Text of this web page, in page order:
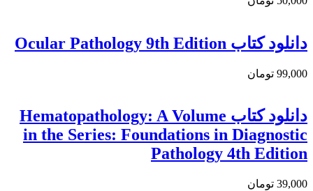
دانلود كتاب Ocular Pathology 9th Edition
99,000 تومان
دانلود کتاب Hematopathology: A Volume
in the Series: Foundations in Diagnostic
Pathology 4th Edition
39,000 تومان